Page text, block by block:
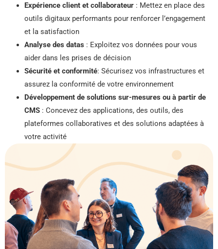
Expérience client et collaborateur : Mettez en place des
outils digitaux performants pour renforcer l’engagement
et la satisfaction
Analyse des datas : Exploitez vos données pour vous
aider dans les prises de décision
Sécurité et conformité: Sécurisez vos infrastructures et
assurez la conformité de votre environnement
Développement de solutions sur-mesures ou à partir de
CMS : Concevez des applications, des outils, des
plateformes collaboratives et des solutions adaptées à
votre activité